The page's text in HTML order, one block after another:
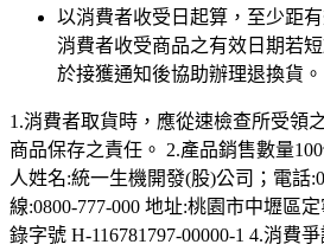
以消費者收受日起算，至少距
消費者收受商品之有效日期若
於接獲通知後協助辦理退換貨。
1.消費者取貨時，應從速檢查所受領
商品保存之責任。 2.產品銷售數量
人姓名:統一生機開發(股)公司；電話
線:0800-777-000 地址:桃園市中壢區
錄字號 H-116781797-00000-1 4.消費